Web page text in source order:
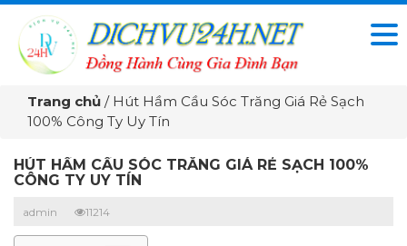
Trang chủ / Hút Hầm Cầu Sóc Trăng Giá Rẻ Sạch
100% Công Ty Uy Tín
HÚT HẦM CẦU SÓC TRĂNG GIÁ RẺ SẠCH 100%
CÔNG TY UY TÍN
admin 11214